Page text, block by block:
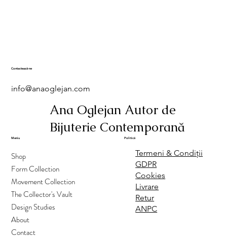
Politică
Termeni & Condiții
GDPR
Cookies
Livrare
Retur
ANPC
Ana Oglejan Autor de
Bijuterie Contemporană
Contactează-ne
info@anaoglejan.com
Meniu
Shop
Form Collection
Movement Collection
The Collector's Vault
Design Studies
About
Contact